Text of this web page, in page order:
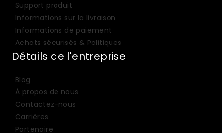
Support produit
Informations sur la livraison
Informations de paiement
Achats sécurisés & Politiques
Détails de l'entreprise
Blog
À propos de nous
Contactez-nous
Carrières
Partenaire